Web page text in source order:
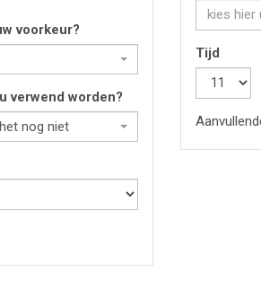
voorkeur?
verwend worden?
nog niet
Tijd
Hour
: